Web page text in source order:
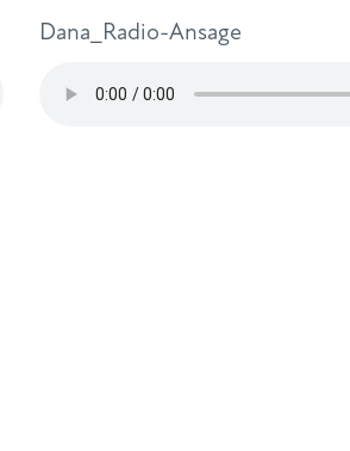
Dana_Radio-Ansage